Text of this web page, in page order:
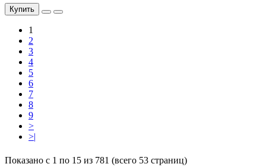
Купить
1
2
3
4
5
6
7
8
9
>
>|
Показано с 1 по 15 из 781 (всего 53 страниц)